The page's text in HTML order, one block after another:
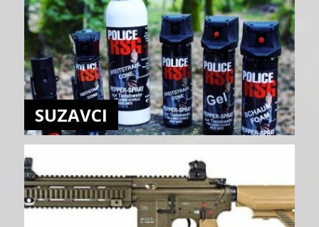
SUZAVCI